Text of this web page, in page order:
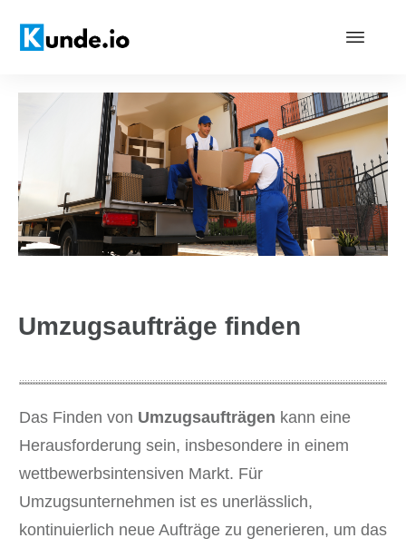
Umzugsaufträge finden
Das Finden von Umzugsaufträgen kann eine
Herausforderung sein, insbesondere in einem
wettbewerbsintensiven Markt. Für
Umzugsunternehmen ist es unerlässlich,
kontinuierlich neue Aufträge zu generieren, um das